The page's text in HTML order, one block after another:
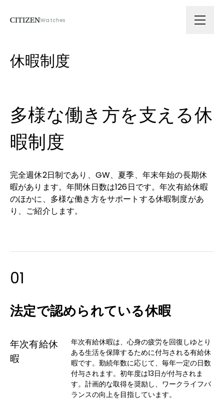
Watches
会社情報
拠点
サスティナビリティ
ニュース
採用
休暇制度
多様な働き方を支える休
暇制度
完全週休2日制であり、GW、夏季、年末年始の長期休
暇があります。年間休日数は126日です。年次有給休暇
のほかに、多様な働き方をサポートする休暇制度があ
り、ご紹介します。
01
法定で認められている休暇
年次有給休
暇
年次有給休暇は、心身の疲労を回復しゆとり
ある生活を保障するために付与される有給休
暇です。勤続年数に応じて、毎年一定の日数
付与されます。初年度は13日が付与されま
す。計画的な取得を奨励し、ワークライフバ
ランスの向上を目指しています。